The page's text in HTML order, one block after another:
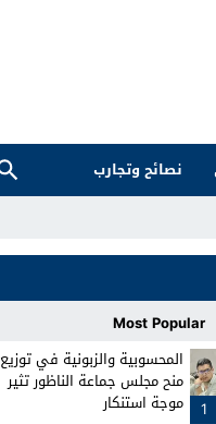
نصائح وتجارب
Most Popular
1
المحسوبية والزبونية في توزيع
منح مجلس جماعة الناظور تثير
موجة استنكار